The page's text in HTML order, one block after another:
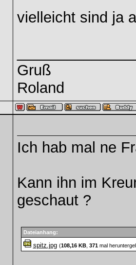
vielleicht sind ja
Gruß
Roland
Ich hab mal ne
Kann ihn im
geschaut ?
Dateianhang:
spitz.jpg (108,16 KB, 371mal